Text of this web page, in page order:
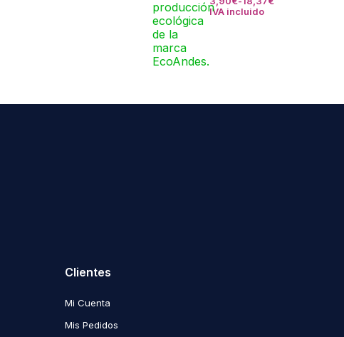
IVA incluido
Clientes
Mi Cuenta
Mis Pedidos